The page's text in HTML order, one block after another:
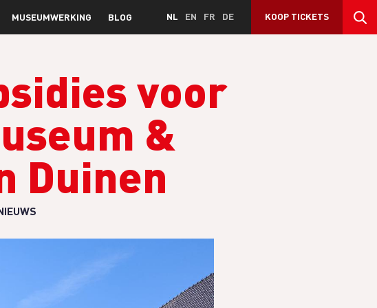
MUSEUMWERKING BLOG NL EN FR DE KOOP TICKETS
voor
&
Duinen